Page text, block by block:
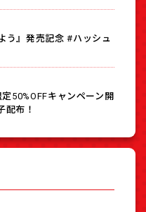
う』発売記念 #ハッシュ
50%OFFキャンペーン開
配布！